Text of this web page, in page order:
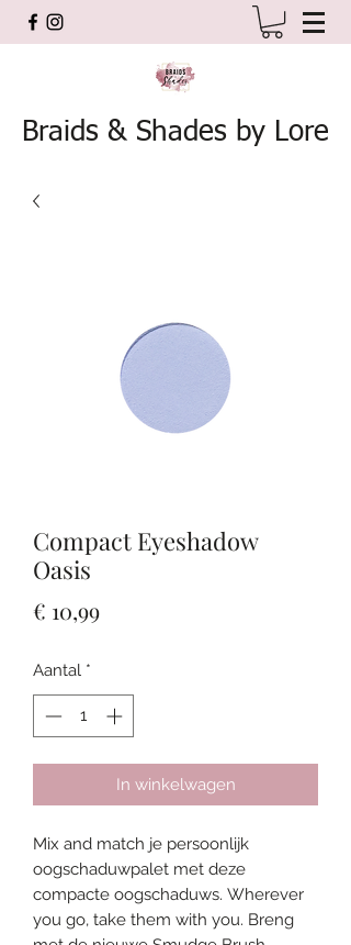
Braids & Shades by Lore
Compact Eyeshadow
Oasis
€ 10,99Prijs
Aantal *
In winkelwagen
Mix and match je persoonlijk
oogschaduwpalet met deze
compacte oogschaduws. Wherever
you go, take them with you. Breng